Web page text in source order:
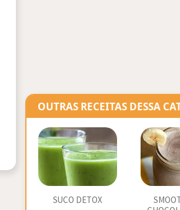
OUTRAS RECEITAS DESSA
SUCO DETOX